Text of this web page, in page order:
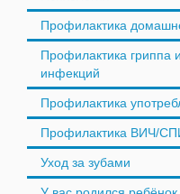
Профилактика
Профилактика гриппа
инфекций
Профилактика
Профилактика ВИЧ/
Уход за зубами